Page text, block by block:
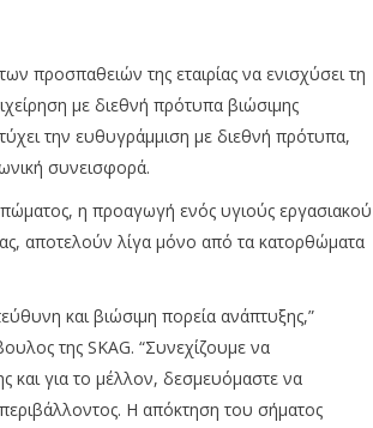
προσπαθειών της εταιρίας να ενισχύσει τη
με διεθνή πρότυπα βιώσιμης
την ευθυγράμμιση με διεθνή πρότυπα,
συνεισφορά.
η προαγωγή ενός υγιούς εργασιακού
αποτελούν λίγα μόνο από τα κατορθώματα
και βιώσιμη πορεία ανάπτυξης,”
της SKAG. “Συνεχίζουμε να
και για το μέλλον, δεσμευόμαστε να
Η απόκτηση του σήματος